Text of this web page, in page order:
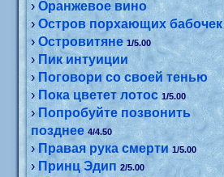
›Оранжевое вино
›Остров порхающих бабочек
›Островитяне 1/5.00
›Пик интуиции
›Поговори со своей тенью
›Пока цветет лотос 1/5.00
›Попробуйте позвонить
позднее 4/4.50
›Правая рука смерти 1/5.00
› Принц Эдип 2/5.00